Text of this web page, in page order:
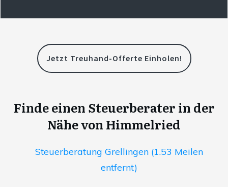
Jetzt Treuhand-Offerte Einholen!
Finde einen Steuerberater in der
Nähe von Himmelried
Steuerberatung Grellingen (1.53 Meilen
entfernt)